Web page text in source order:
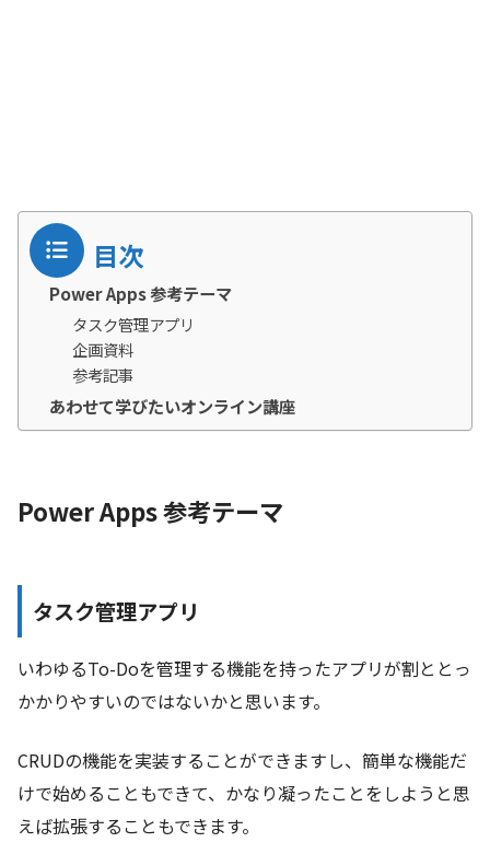
目次
Power Apps 参考テーマ
タスク管理アプリ
企画資料
参考記事
あわせて学びたいオンライン講座
Power Apps 参考テーマ
タスク管理アプリ
いわゆるTo-Doを管理する機能を持ったアプリが割ととっ
かかりやすいのではないかと思います。
CRUDの機能を実装することができますし、簡単な機能だ
けで始めることもできて、かなり凝ったことをしようと思
えば拡張することもできます。